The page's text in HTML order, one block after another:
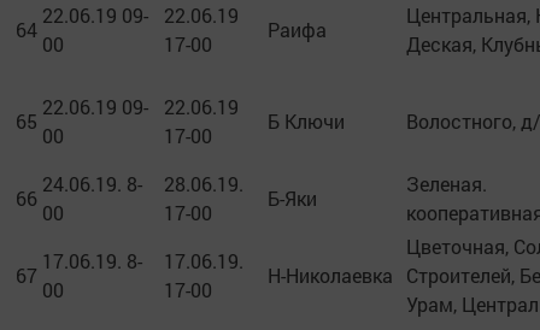
64
22.06.19 09-
00
22.06.19
17-00
Раифа
Центральная,
Деская,
65
22.06.19 09-
00
22.06.19
17-00
Б Ключи Волостного,
66
24.06.19. 8-
00
28.06.19.
17-00
Б-Яки
Зеленая.
67
17.06.19. 8-
00
17.06.19.
17-00
Н-Николаевка
Цветочная,
Строителей,
Урам,